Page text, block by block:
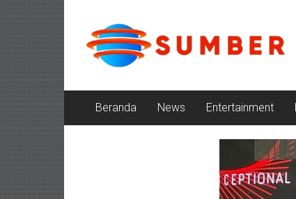
kontenSumber
Cerita
Beranda News Entertainment